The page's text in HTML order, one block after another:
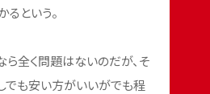
るという。
ら全く問題はないのだが、そ
でも安い方がいいがでも程